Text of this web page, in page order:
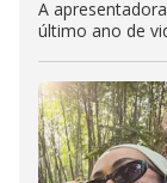
A
último ano de